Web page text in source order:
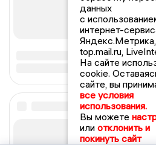
данных
с
интернет-
Яндекс.Метрика,
top.mail.ru,
На сайте
cookie.
сайте, вы
все условия
использования.
Вы можете
или отклонить и
покинуть сайт